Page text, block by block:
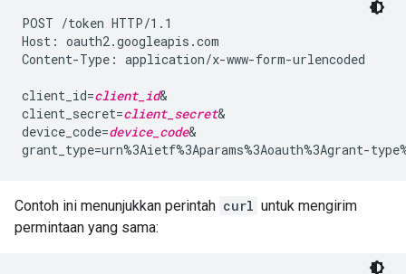
POST /token HTTP/1.1
Host: oauth2.googleapis.com
Content-Type: application/x-www-form-urlencoded
client_id=client_id&
client_secret=client_secret&
device_code=device_code&
grant_type=urn%3Aietf%3Aparams%3Aoauth%3Agrant-
Contoh ini menunjukkan perintah curl untuk mengirim
permintaan yang sama: